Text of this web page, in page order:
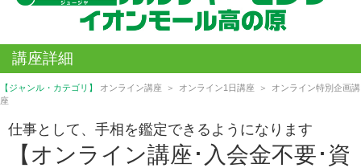
講座詳細
【ジャンル・カテゴリ】 オンライン講座 オンライン1日講座
オンライン特別企画講
座
仕事として、手相を鑑定できるようになります
【オンライン講座･入会金不要･資